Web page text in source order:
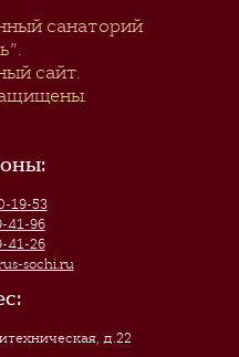
санаторий
.
сайт.
19-53
41-96
41-26
sochi.ru
д.22